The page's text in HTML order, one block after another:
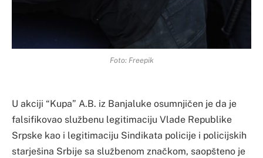
Foto: Freepik
U akciji “Kupa” A.B. iz Banjaluke osumnjičen je da je
falsifikovao službenu legitimaciju Vlade Republike
Srpske kao i legitimaciju Sindikata policije i policijskih
starješina Srbije sa službenom značkom, saopšteno je